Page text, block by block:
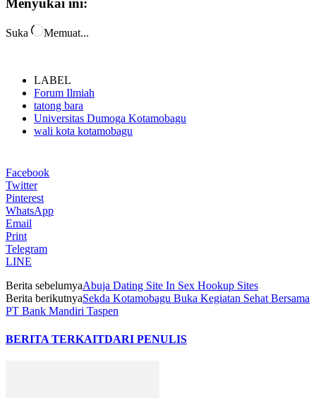
Suka Memuat...
LABEL
Forum Ilmiah
tatong bara
Universitas Dumoga Kotamobagu
wali kota kotamobagu
Facebook
Twitter
Pinterest
WhatsApp
Email
Print
Telegram
LINE
Berita sebelumyaAbuja Dating Site In Sex Hookup Sites
Berita berikutnyaSekda Kotamobagu Buka Kegiatan Sehat Bersama
PT Bank Mandiri Taspen
BERITA TERKAITDARI PENULIS